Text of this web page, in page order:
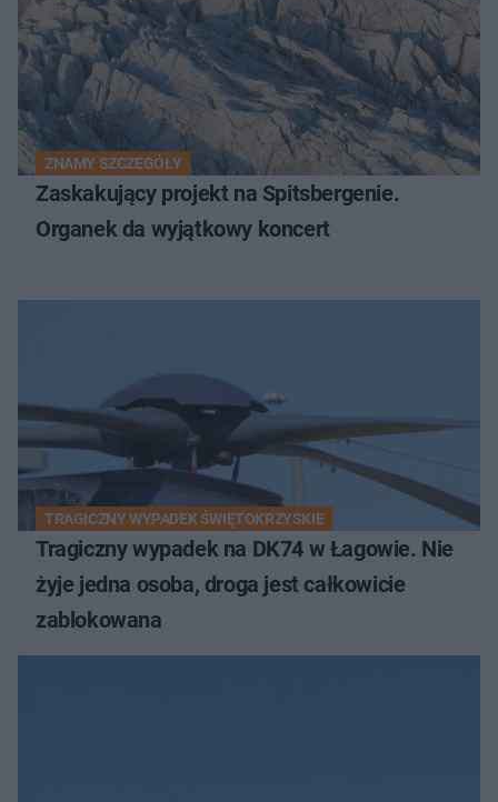
ZNAMY SZCZEGÓŁY
Zaskakujący projekt na Spitsbergenie.
Organek da wyjątkowy koncert
TRAGICZNY WYPADEK ŚWIĘTOKRZYSKIE
Tragiczny wypadek na DK74 w Łagowie. Nie
żyje jedna osoba, droga jest całkowicie
zablokowana